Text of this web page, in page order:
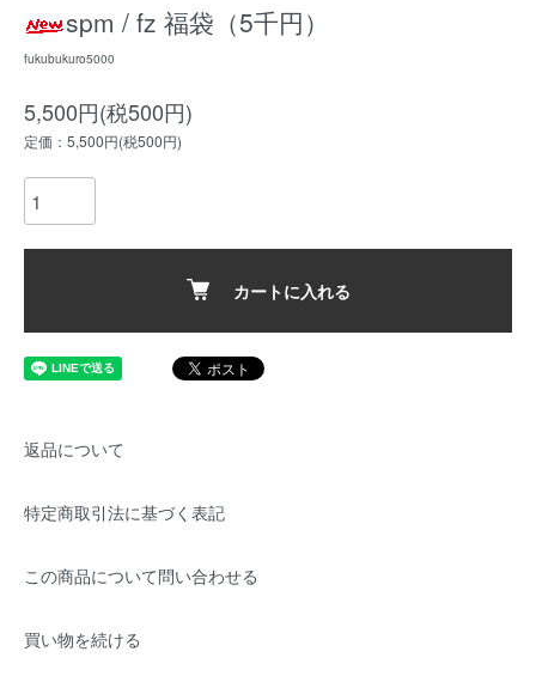
spm / fz 福袋（5千円）
fukubukuro5000
5,500円(税500円)
定価：5,500円(税500円)
カートに入れる
返品について
特定商取引法に基づく表記
この商品について問い合わせる
買い物を続ける